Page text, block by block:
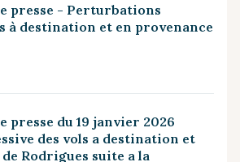
presse - Perturbations
à destination et en provenance
presse du 19 janvier 2026
des vols a destination et
Rodrigues suite a la